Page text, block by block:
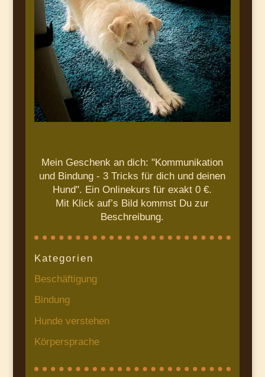
Mein Geschenk an dich: "Kommunikation
und Bindung - 3 Tricks für dich und deinen
Hund". Ein Onlinekurs für exakt 0 €.
Mit Klick auf’s Bild kommst Du zur
Beschreibung.
Kategorien
Beschäftigung
Bindung
Hunde verstehen
Körpersprache